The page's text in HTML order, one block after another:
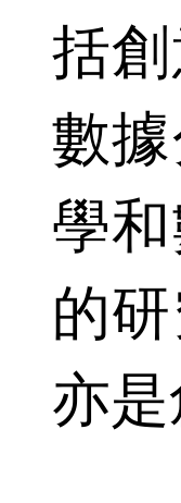
括
數
學
的
亦